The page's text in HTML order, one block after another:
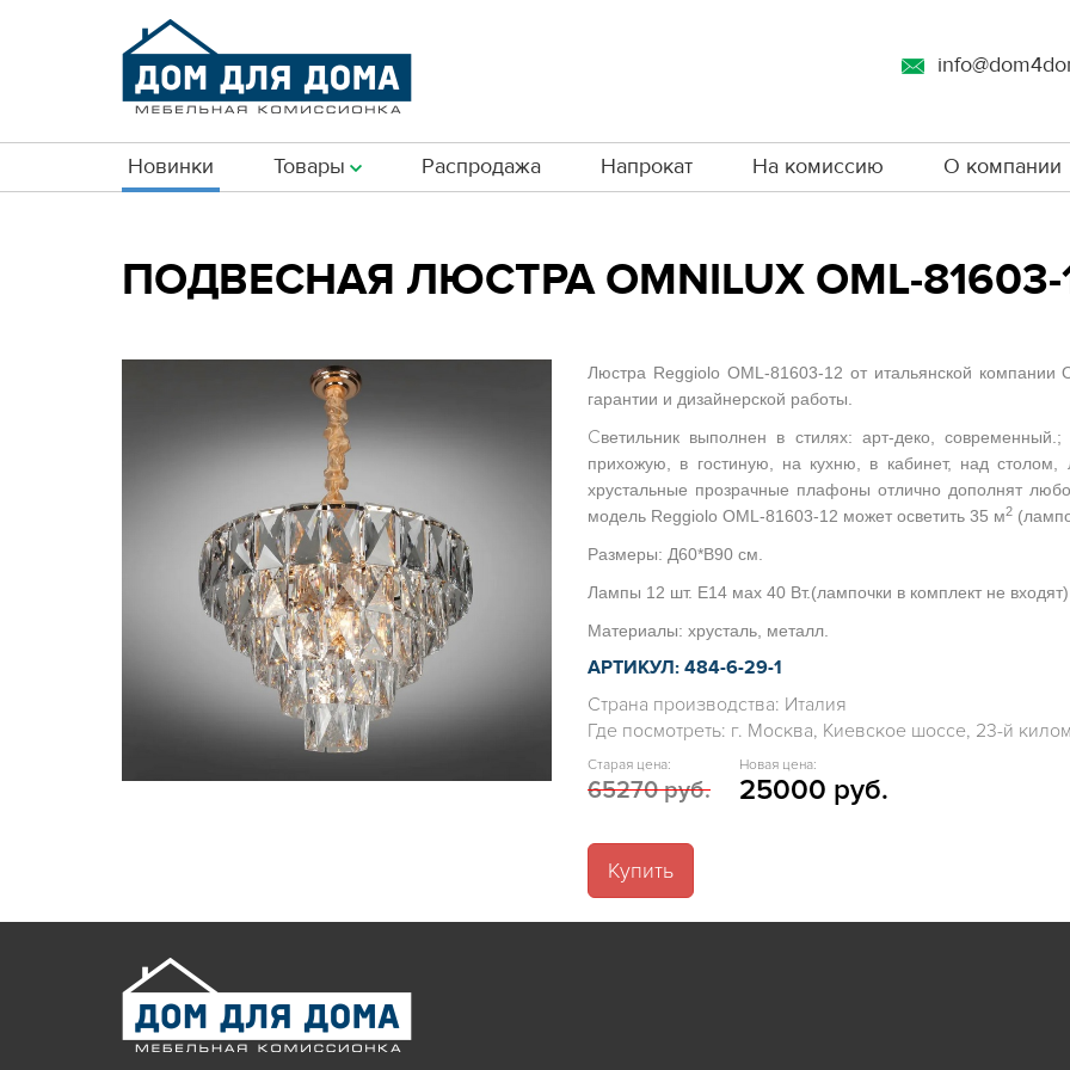
Новинки Товары Распродажа Напрокат На комиссию О компании
ПОДВЕСНАЯ ЛЮСТРА OMNILUX OML-81603-
Люстра Reggiolo OML-81603-12 от итальянской компании
гарантии и дизайнерской работы.
Светильник выполнен в стилях: арт-деко,
прихожую, в гостиную, на кухню, в кабинет, над столом,
хрустальные прозрачные плафоны отлично дополнят
модель Reggiolo OML-81603-12 может осветить 35 м2
Размеры: Д60*В90 см.
Лампы 12 шт. Е14 мах 40 Вт.(лампочки в комплект не входят)
Материалы: хрусталь, металл.
АРТИКУЛ: 484-6-29-1
Страна производства: Италия
Где посмотреть: г. Москва, Киевское шоссе, 23-й
Старая цена:
65270 руб.
Новая цена:
25000 руб.
Купить